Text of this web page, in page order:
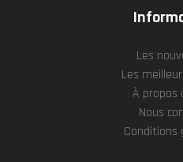
Les
Les
À propos
Nous
Conditions